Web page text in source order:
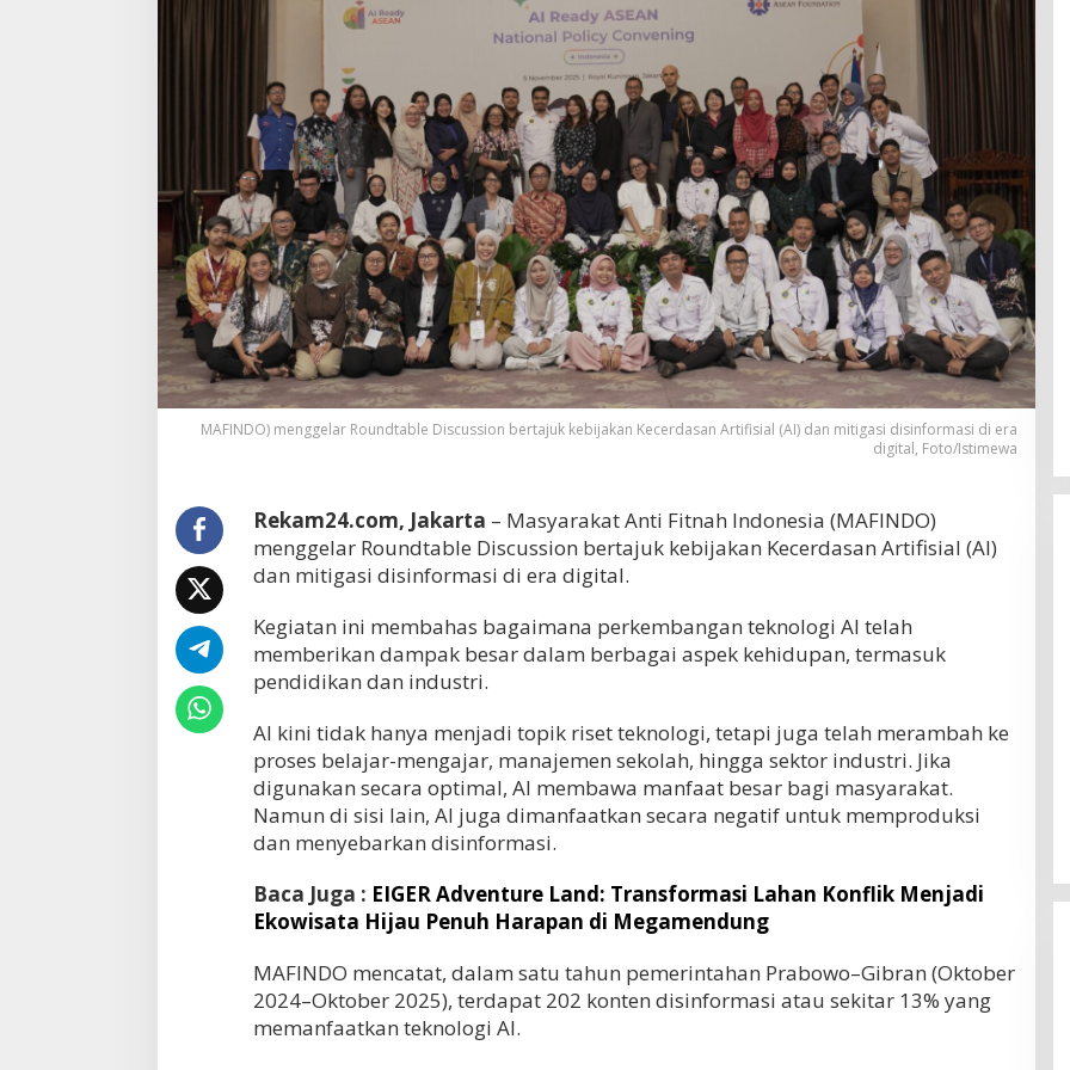
MAFINDO) menggelar Roundtable Discussion bertajuk kebijakan Kecerdasan Artifisial (AI) dan mitigasi disinformasi di era
digital, Foto/Istimewa
Rekam24.com, Jakarta – Masyarakat Anti Fitnah Indonesia (MAFINDO)
menggelar Roundtable Discussion bertajuk kebijakan Kecerdasan Artifisial (AI)
dan mitigasi disinformasi di era digital.
Kegiatan ini membahas bagaimana perkembangan teknologi AI telah
memberikan dampak besar dalam berbagai aspek kehidupan, termasuk
pendidikan dan industri.
AI kini tidak hanya menjadi topik riset teknologi, tetapi juga telah merambah ke
proses belajar-mengajar, manajemen sekolah, hingga sektor industri. Jika
digunakan secara optimal, AI membawa manfaat besar bagi masyarakat.
Namun di sisi lain, AI juga dimanfaatkan secara negatif untuk memproduksi
dan menyebarkan disinformasi.
Baca Juga : EIGER Adventure Land: Transformasi Lahan Konflik Menjadi
Ekowisata Hijau Penuh Harapan di Megamendung
MAFINDO mencatat, dalam satu tahun pemerintahan Prabowo–Gibran (Oktober
2024–Oktober 2025), terdapat 202 konten disinformasi atau sekitar 13% yang
memanfaatkan teknologi AI.